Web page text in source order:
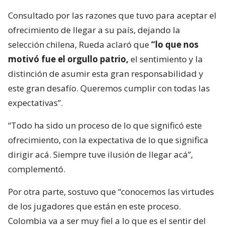
Consultado por las razones que tuvo para aceptar el
ofrecimiento de llegar a su país, dejando la
selección chilena, Rueda aclaró que“lo que nos
motivó fue el orgullo patrio, el sentimiento y la
distinción de asumir esta gran responsabilidad y
este gran desafío. Queremos cumplir con todas las
expectativas”.
“Todo ha sido un proceso de lo que significó este
ofrecimiento, con la expectativa de lo que significa
dirigir acá. Siempre tuve ilusión de llegar acá”,
complementó.
Por otra parte, sostuvo que “conocemos las virtudes
de los jugadores que están en este proceso.
Colombia va a ser muy fiel a lo que es el sentir del